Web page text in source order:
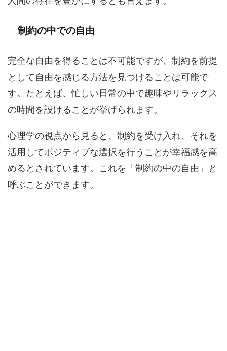
制約の中での自由
完全な自由を得ることは不可能ですが、制約を前提
として自由を感じる方法を見つけることは可能で
す。たとえば、忙しい日常の中で趣味やリラックス
の時間を設けることが挙げられます。
心理学の視点から見ると、制約を受け入れ、それを
活用してポジティブな選択を行うことが幸福感を高
めるとされています。これを「制約の中の自由」と
呼ぶことができます。